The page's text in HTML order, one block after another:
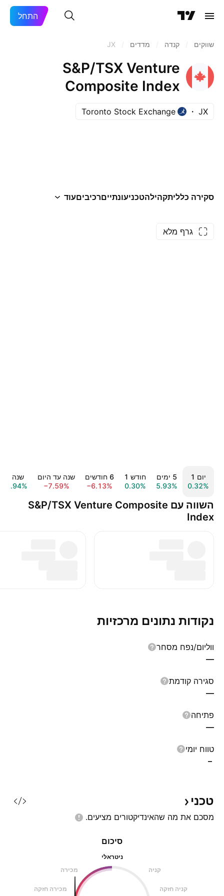
התחל
שווקים קנדה מדדים JX
S&P/TSX Venture
Composite Index
JX
Toronto Stock Exchange
סקירה כלליתקהילהטכניעונתייםרכיביםעוד
גרף מלא
יום ‎1‎
0.32%
‎5‎ ימים
5.93%
חודש ‎1‎
0.30%
‎6‎ חודשים
−6.13%
שנה עד היום
−7.59%
שנה ‎1‎
17.94%
השווה עם S&P/TSX Venture Composite
Index
נקודות נתונים מרכזיות
ווליום/נפח מסחר
—
סגירה קודמת
—
פתיחה
—
טווח יומי
–
טכני
מסכם את מה שהאינדיקטורים מציעים.
סיכום
ניטראלי
מכירה
קניה
מכירה חזקה קניה חזקה